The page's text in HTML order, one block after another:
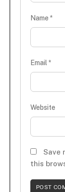
Name *
Email *
Website
Save
this